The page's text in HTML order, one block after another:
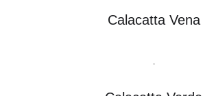
Calacatta Vena